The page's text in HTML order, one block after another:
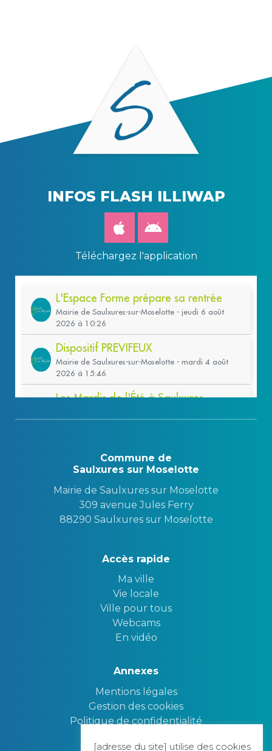
INFOS FLASH ILLIWAP
Téléchargez l'application
Commune de
Saulxures sur Moselotte
Mairie de Saulxures sur Moselotte
309 avenue Jules Ferry
88290 Saulxures sur Moselotte
Accès rapide
Ma ville
Vie locale
Ville pour tous
Webcams
En vidéo
Annexes
Mentions légales
Gestion des cookies
Politique de confidentialité
[adresse du site] utilise des cookies